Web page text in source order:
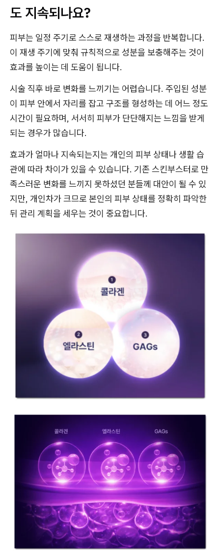
도 지속되나요?
피부는 일정 주기로 스스로 재생하는 과정을 반복합니다.
이 재생 주기에 맞춰 규칙적으로 성분을 보충해주는 것이
효과를 높이는 데 도움이 됩니다.
시술 직후 바로 변화를 느끼기는 어렵습니다. 주입된 성분
이 피부 안에서 자리를 잡고 구조를 형성하는 데 어느 정도
시간이 필요하며, 서서히 피부가 단단해지는 느낌을 받게
되는 경우가 많습니다.
효과가 얼마나 지속되는지는 개인의 피부 상태나 생활 습
관에 따라 차이가 있을 수 있습니다. 기존 스킨부스터로 만
족스러운 변화를 느끼지 못하셨던 분들께 대안이 될 수 있
지만, 개인차가 크므로 본인의 피부 상태를 정확히 파악한
뒤 관리 계획을 세우는 것이 중요합니다.